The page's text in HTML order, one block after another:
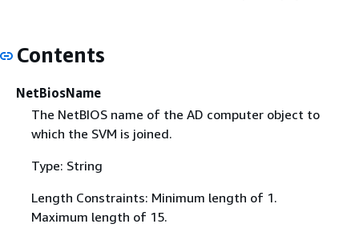
Contents
NetBiosName
The NetBIOS name of the AD computer object to
which the SVM is joined.
Type: String
Length Constraints: Minimum length of 1.
Maximum length of 15.